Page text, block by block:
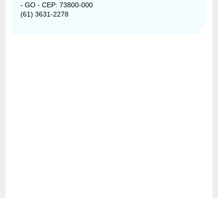
- GO - CEP: 73800-000
(61) 3631-2278